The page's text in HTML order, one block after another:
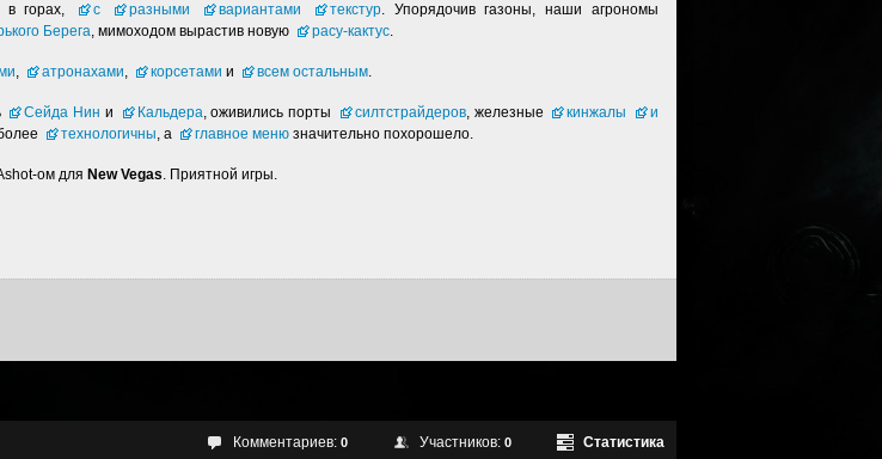
в горах, с разными вариантами текстур. Упорядочив газоны, наши агрономы
Берега, мимоходом вырастив новую расу-кактус.
, атронахами, корсетами и всем остальным.
Сейда Нин и Кальдера, оживились порты силтстрайдеров, железные кинжалы
и
технологичны, а главное меню значительно похорошело.
ом для New Vegas. Приятной игры.
Комментариев: 0 Участников: 0 Статистика